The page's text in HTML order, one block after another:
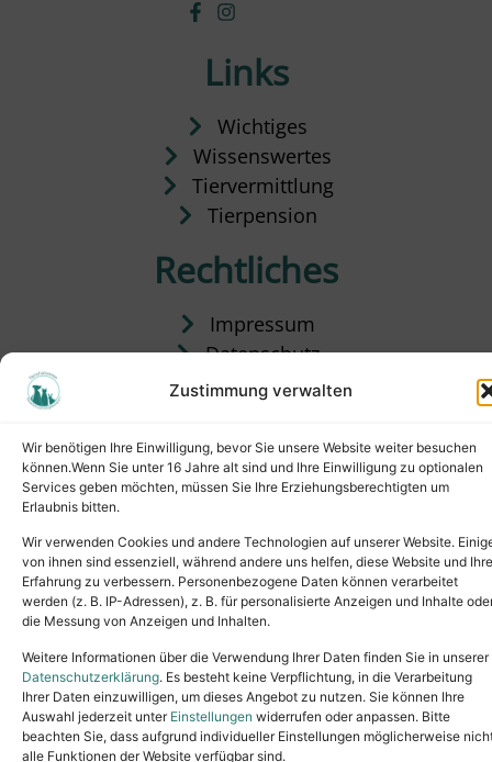
Zustimmung verwalten
Wir benötigen Ihre Einwilligung, bevor Sie unsere Website weiter besuchen
können.Wenn Sie unter 16 Jahre alt sind und Ihre Einwilligung zu optionalen
Services geben möchten, müssen Sie Ihre Erziehungsberechtigten um
Erlaubnis bitten.
Wir verwenden Cookies und andere Technologien auf unserer Website.
von ihnen sind essenziell, während andere uns helfen, diese Website und Ihre
Erfahrung zu verbessern. Personenbezogene Daten können verarbeitet
werden (z. B. IP-Adressen), z. B. für personalisierte Anzeigen und Inhalte
die Messung von Anzeigen und Inhalten.
Weitere Informationen über die Verwendung Ihrer Daten finden Sie in unserer
Datenschutzerklärung. Es besteht keine Verpflichtung, in die Verarbeitung
Ihrer Daten einzuwilligen, um dieses Angebot zu nutzen. Sie können Ihre
Auswahl jederzeit unter Einstellungen widerrufen oder anpassen. Bitte
beachten Sie, dass aufgrund individueller Einstellungen möglicherweise
alle Funktionen der Website verfügbar sind.
Links
Wichtiges
Wissenswertes
Tiervermittlung
Tierpension
Rechtliches
Impressum
Datenschutz
Satzung
Copyright © 2024. All rights reserved.
Tel.: (02631) 55356buero@tierheim-neuwied.de
Ludwigshof 1, 56567 Neuwied